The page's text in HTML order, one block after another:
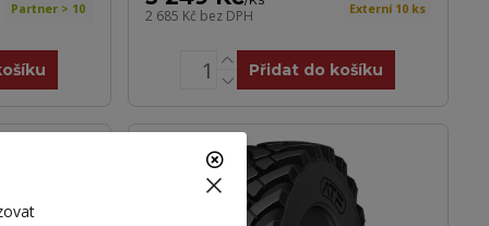
Partner > 10 2 685 Kč bez DPH Externí 10 ks
Přidat do košíku